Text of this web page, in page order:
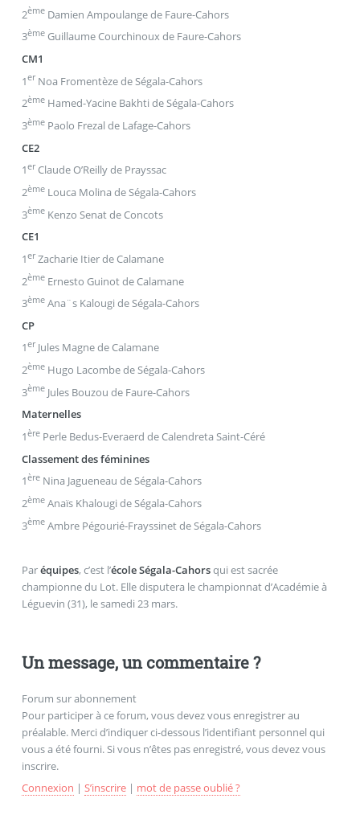
2èmeDamien Ampoulange de Faure-Cahors
3èmeGuillaume Courchinoux de Faure-Cahors
CM1
1erNoa Fromentèze de Ségala-Cahors
2èmeHamed-Yacine Bakhti de Ségala-Cahors
3èmePaolo Frezal de Lafage-Cahors
CE2
1erClaude O’Reilly de Prayssac
2èmeLouca Molina de Ségala-Cahors
3èmeKenzo Senat de Concots
CE1
1erZacharie Itier de Calamane
2èmeErnesto Guinot de Calamane
3èmeAna¨s Kalougi de Ségala-Cahors
CP
1erJules Magne de Calamane
2èmeHugo Lacombe de Ségala-Cahors
3èmeJules Bouzou de Faure-Cahors
Maternelles
1èrePerle Bedus-Everaerd de Calendreta Saint-Céré
Classement des féminines
1èreNina Jagueneau de Ségala-Cahors
2èmeAnaïs Khalougi de Ségala-Cahors
3èmeAmbre Pégourié-Frayssinet de Ségala-Cahors
Paréquipes, c’est l’école Ségala-Cahorsqui est sacrée
championne du Lot. Elle disputera le championnat d’Académie à
Léguevin (31), le samedi 23 mars.
Un message, un commentaire ?
Forum sur abonnement
Pour participer à ce forum, vous devez vous enregistrer au
préalable. Merci d’indiquer ci-dessous l’identifiant personnel qui
vous a été fourni. Si vous n’êtes pas enregistré, vous devez vous
inscrire.
Connexion | S’inscrire| mot de passe oublié ?